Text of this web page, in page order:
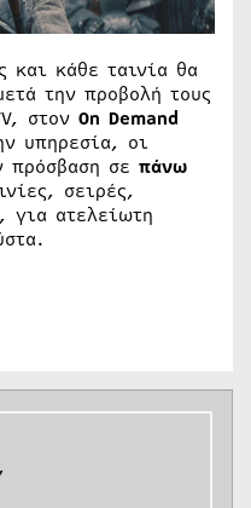
και κάθε ταινία θα
την προβολή τους
στον On Demand
υπηρεσία, οι
πρόσβαση σε πάνω
σειρές,
για ατελείωτη